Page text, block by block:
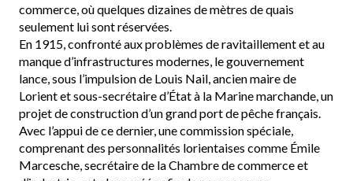
commerce, où quelques dizaines de mètres de quais
seulement lui sont réservées.
En 1915, confronté aux problèmes de ravitaillement et au
manque d’infrastructures modernes, le gouvernement
lance, sous l’impulsion de Louis Nail, ancien maire de
Lorient et sous-secrétaire d’État à la Marine marchande, un
projet de construction d’un grand port de pêche français.
Avec l’appui de ce dernier, une commission spéciale,
comprenant des personnalités lorientaises comme Émile
Marcesche, secrétaire de la Chambre de commerce et